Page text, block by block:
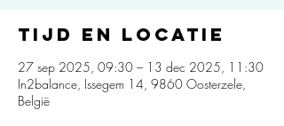
Tijd en locatie
27 sep 2025, 09:30 – 13 dec 2025, 11:30
In2balance, Issegem 14, 9860 Oosterzele,
België